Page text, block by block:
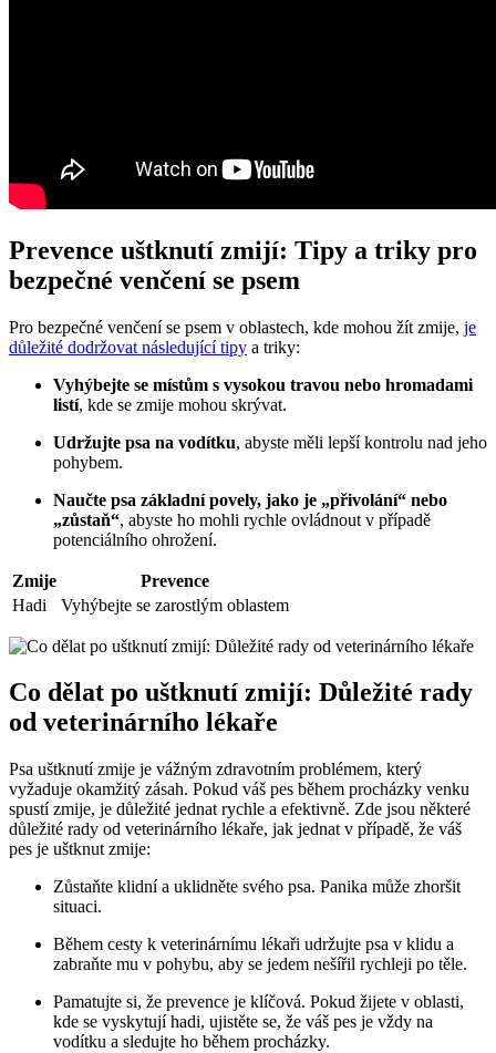
Prevence uštknutí zmijí: Tipy a triky pro
bezpečné venčení se psem
Pro bezpečné venčení se psem v oblastech, kde mohou žít zmije, je
důležité dodržovat následující tipy a triky:
Vyhýbejte se místům s vysokou travou nebo hromadami
listí, kde se zmije mohou skrývat.
Udržujte psa na vodítku, abyste měli lepší kontrolu nad jeho
pohybem.
Naučte psa základní povely, jako je „přivolání“ nebo
„zůstaň“, abyste ho mohli rychle ovládnout v případě
potenciálního ohrožení.
Zmije
Prevence
Hadi
Vyhýbejte se zarostlým oblastem
Co dělat po uštknutí zmijí: Důležité rady
od veterinárního lékaře
Psa uštknutí zmije je vážným zdravotním problémem, který
vyžaduje okamžitý zásah. Pokud váš pes během procházky venku
spustí zmije, je důležité jednat rychle a efektivně. Zde jsou některé
důležité rady od veterinárního lékaře, jak jednat v případě, že váš
pes je uštknut zmije:
Zůstaňte klidní a uklidněte svého psa. Panika může zhoršit
situaci.
Během cesty k veterinárnímu lékaři udržujte psa v klidu a
zabraňte mu v pohybu, aby se jedem nešířil rychleji po těle.
Pamatujte si, že prevence je klíčová. Pokud žijete v oblasti,
kde se vyskytují hadi, ujistěte se, že váš pes je vždy na
vodítku a sledujte ho během procházky.